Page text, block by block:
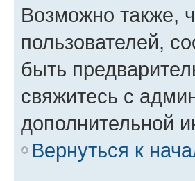
Возможно также,
пользователей,
быть
свяжитесь с
дополнительной
Вернуться к